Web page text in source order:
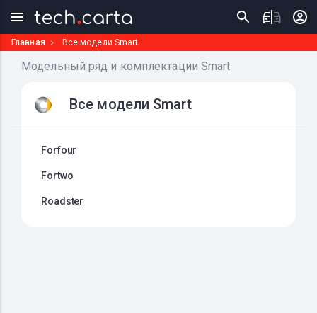
Главная Все модели Smart
Модельный ряд и комплектации Smart
Все модели Smart
Forfour
Fortwo
Roadster